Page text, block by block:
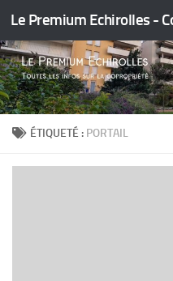
Skip to content
Le Premium Echirolles -
ÉTIQUETÉ : PORTAIL